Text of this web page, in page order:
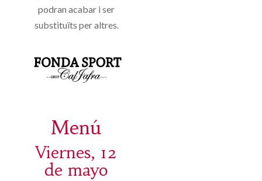
podran acabar i ser
substituïts per altres.
Menú
Viernes, 12
de mayo